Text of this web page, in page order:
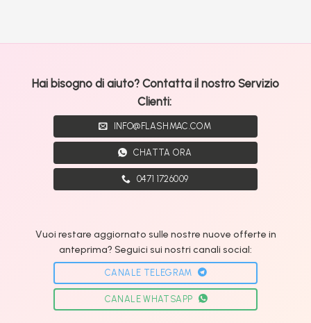
Hai bisogno di aiuto? Contatta il nostro Servizio
Clienti:
INFO@FLASHMAC.COM
CHATTA ORA
0471 1726009
Vuoi restare aggiornato sulle nostre nuove offerte in
anteprima? Seguici sui nostri canali social:
CANALE TELEGRAM
CANALE WHATSAPP